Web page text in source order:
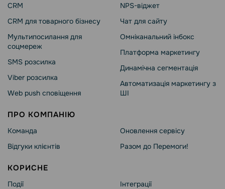
CRM
CRM для товарного бізнесу
Мультипосилання для
соцмереж
SMS розсилка
Viber розсилка
Web push сповіщення
NPS-віджет
Чат для сайту
Омніканальний інбокс
Платформа маркетингу
Динамічна сегментація
Автоматизація маркетингу з
ШІ
ПРО КОМПАНІЮ
Команда
Відгуки клієнтів
Оновлення сервісу
Разом до Перемоги!
КОРИСНЕ
Події
Інтеграції